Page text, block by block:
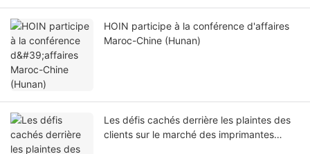
HOIN participe à la conférence d'affaires
Maroc-Chine (Hunan)
Les défis cachés derrière les plaintes des
clients sur le marché des imprimantes